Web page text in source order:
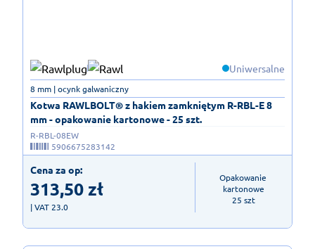
Uniwersalne
Kotwa RAWLBOLT® z hakiem zamkniętym R-RBL-E 8
mm - opakowanie kartonowe - 25 szt.
8 mm | ocynk galwaniczny
R-RBL-08EW
5906675283142
Cena za op:
313,50zł
| VAT 23.0
Opakowanie
kartonowe
25 szt